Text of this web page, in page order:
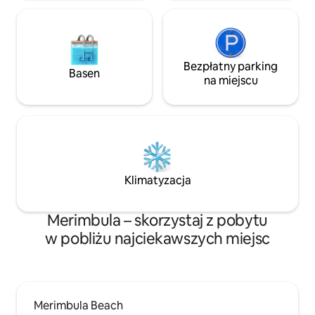
Basen
Bezpłatny parking
na miejscu
Klimatyzacja
Merimbula – skorzystaj z pobytu
w pobliżu najciekawszych miejsc
Merimbula Beach